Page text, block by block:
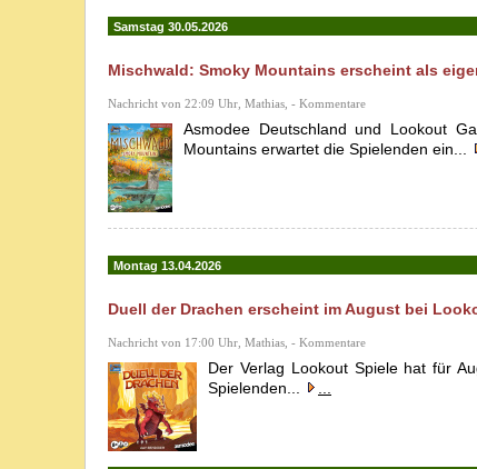
Samstag 30.05.2026
Mischwald: Smoky Mountains erscheint als
Nachricht von 22:09 Uhr, Mathias, - Kommentare
Asmodee Deutschland und Lookout
Mountains erwartet die Spielenden ein...
Montag 13.04.2026
Duell der Drachen erscheint im August bei
Nachricht von 17:00 Uhr, Mathias, - Kommentare
Der Verlag Lookout Spiele hat für
Spielenden...